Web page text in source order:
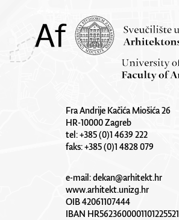
Fra Andrije Kačića Miošića 26
HR-10000 Zagreb
tel: +385 (0)1 4639 222
faks: +385 (0)1 4828 079
e-mail:dekan@arhitekt.hr
www.arhitekt.unizg.hr
OIB 42061107444
IBAN HR5623600001101225521